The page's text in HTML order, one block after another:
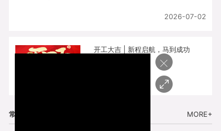
2026-07-02
开工大吉 | 新程启航，马到成功
常见问题 MORE+
×